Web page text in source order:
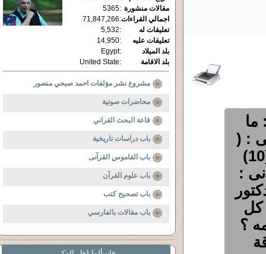
ما
: (
فَعَصَوْا رَسُولَ رَبِّهِمْ فَأَخَذَهُمْ أَخْذَةً رَّابِيَةً (10)
:
كل
؟
مقالات منشورة :
5365
اجمالي القراءات:
71,847,266
تعليقات له
:
5,532
تعليقات عليه
:
14,950
بلد الميلاد
:
Egypt
بلد الاقامة
:
United State
مشروع نشر مؤلفات احمد صبحي منصور
محاضرات صوتية
قاعة البحث القراني
باب دراسات تاريخية
باب القاموس القرآنى
باب علوم القرآن
باب تصحيح كتب
باب مقالات بالفارسي